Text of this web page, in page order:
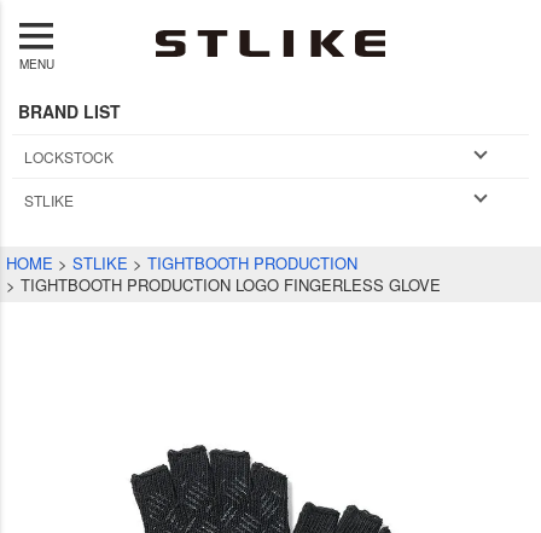
MENU
BRAND LIST
LOCKSTOCK
STLIKE
HOME STLIKE
TIGHTBOOTH PRODUCTION
TIGHTBOOTH PRODUCTION LOGO FINGERLESS GLOVE